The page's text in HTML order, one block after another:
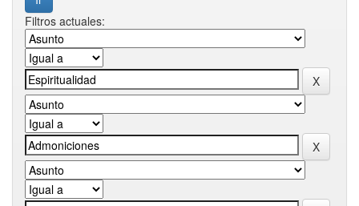
Filtros actuales: